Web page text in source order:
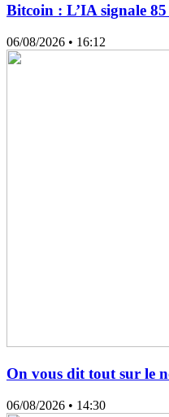
Bitcoin : L’IA signale
06/08/2026 • 16:12
On vous dit tout sur le
06/08/2026 • 14:30